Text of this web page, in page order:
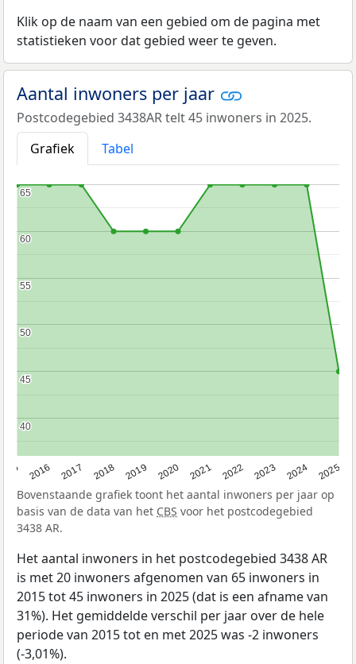
Klik op de naam van een gebied om de pagina met
statistieken voor dat gebied weer te geven.
Aantal inwoners per jaar
Postcodegebied 3438AR telt 45 inwoners in 2025.
Grafiek
Tabel
2016 2017 2018 2019 2020 2021 2022 2023 2024 2025
40
40
45
45
50
50
55
55
60
60
65
65
Bovenstaande grafiek toont het aantal inwoners per jaar op
basis van de data van het CBS voor het postcodegebied
3438 AR.
Het aantal inwoners in het postcodegebied 3438 AR
is met 20 inwoners afgenomen van 65 inwoners in
2015 tot 45 inwoners in 2025 (dat is een afname van
31%). Het gemiddelde verschil per jaar over de hele
periode van 2015 tot en met 2025 was -2 inwoners
(-3,01%).